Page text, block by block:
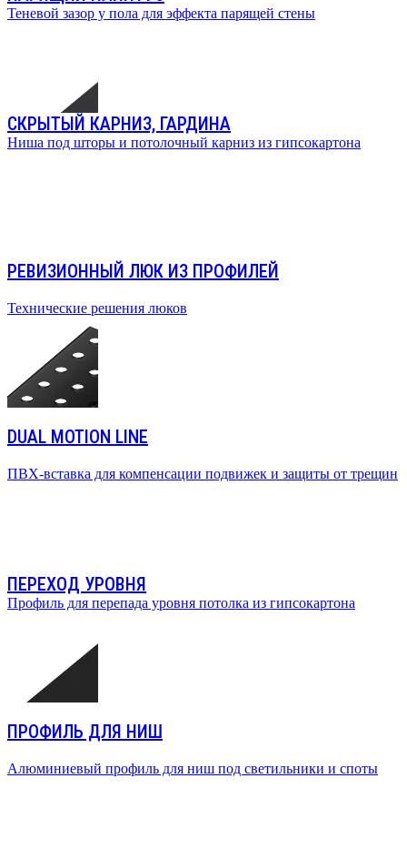
Теневой зазор у пола для эффекта парящей стены
СКРЫТЫЙ КАРНИЗ, ГАРДИНА
Ниша под шторы и потолочный карниз из гипсокартона
РЕВИЗИОННЫЙ ЛЮК ИЗ ПРОФИЛЕЙ
Технические решения люков
DUAL MOTION LINE
ПВХ-вставка для компенсации подвижек и защиты от трещин
ПЕРЕХОД УРОВНЯ
Профиль для перепада уровня потолка из гипсокартона
ПРОФИЛЬ ДЛЯ НИШ
Алюминиевый профиль для ниш под светильники и споты